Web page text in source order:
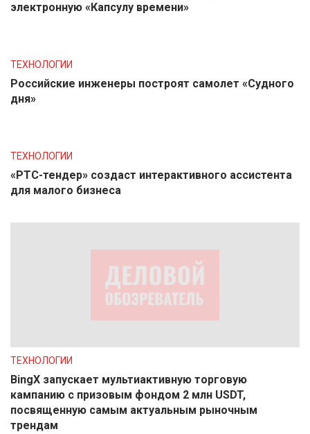
электронную «Капсулу времени»
ТЕХНОЛОГИИ
Российские инженеры построят самолет «Судного
дня»
ТЕХНОЛОГИИ
«РТС-тендер» создаст интерактивного ассистента
для малого бизнеса
ТЕХНОЛОГИИ
BingX запускает мультиактивную торговую
кампанию с призовым фондом 2 млн USDT,
посвященную самым актуальным рыночным
трендам